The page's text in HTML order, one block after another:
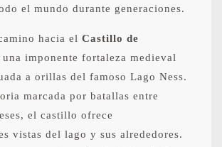
el mundo durante generaciones.
hacia el Castillo de
una imponente fortaleza medieval
a orillas del famoso Lago Ness.
marcada por batallas entre
el castillo ofrece
vistas del lago y sus alrededores.